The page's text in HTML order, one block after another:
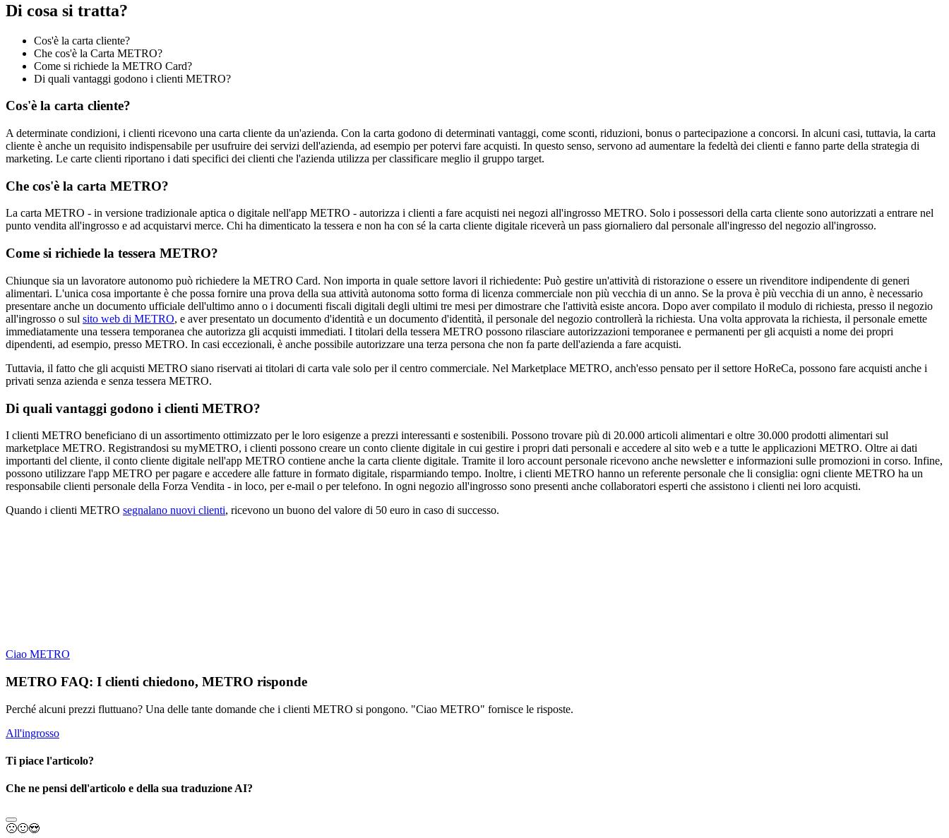
Di cosa si tratta?
Cos'è la carta cliente?
Che cos'è la Carta METRO?
Come si richiede la METRO Card?
Di quali vantaggi godono i clienti METRO?
Cos'è la carta cliente?
A determinate condizioni, i clienti ricevono una carta cliente da un'azienda. Con la carta godono di determinati vantaggi, come sconti, riduzioni, bonus o partecipazione a concorsi. In alcuni casi, tuttavia, la carta
cliente è anche un requisito indispensabile per usufruire dei servizi dell'azienda, ad esempio per potervi fare acquisti. In questo senso, servono ad aumentare la fedeltà dei clienti e fanno parte della strategia di
marketing. Le carte clienti riportano i dati specifici dei clienti che l'azienda utilizza per classificare meglio il gruppo target.
Che cos'è la carta METRO?
La carta METRO - in versione tradizionale aptica o digitale nell'app METRO - autorizza i clienti a fare acquisti nei negozi all'ingrosso METRO. Solo i possessori della carta cliente sono autorizzati a entrare nel
punto vendita all'ingrosso e ad acquistarvi merce. Chi ha dimenticato la tessera e non ha con sé la carta cliente digitale riceverà un pass giornaliero dal personale all'ingresso del negozio all'ingrosso.
Come si richiede la tessera METRO?
Chiunque sia un lavoratore autonomo può richiedere la METRO Card. Non importa in quale settore lavori il richiedente: Può gestire un'attività di ristorazione o essere un rivenditore indipendente di generi
alimentari. L'unica cosa importante è che possa fornire una prova della sua attività autonoma sotto forma di licenza commerciale non più vecchia di un anno. Se la prova è più vecchia di un anno, è necessario
presentare anche un documento ufficiale dell'ultimo anno o i documenti fiscali digitali degli ultimi tre mesi per dimostrare che l'attività esiste ancora. Dopo aver compilato il modulo di richiesta, presso il negozio
all'ingrosso o sul sito web di METRO, e aver presentato un documento d'identità e un documento d'identità, il personale del negozio controllerà la richiesta. Una volta approvata la richiesta, il personale emette
immediatamente una tessera temporanea che autorizza gli acquisti immediati. I titolari della tessera METRO possono rilasciare autorizzazioni temporanee e permanenti per gli acquisti a nome dei propri
dipendenti, ad esempio, presso METRO. In casi eccezionali, è anche possibile autorizzare una terza persona che non fa parte dell'azienda a fare acquisti.
Tuttavia, il fatto che gli acquisti METRO siano riservati ai titolari di carta vale solo per il centro commerciale. Nel Marketplace METRO, anch'esso pensato per il settore HoReCa, possono fare acquisti anche i
privati senza azienda e senza tessera METRO.
Di quali vantaggi godono i clienti METRO?
I clienti METRO beneficiano di un assortimento ottimizzato per le loro esigenze a prezzi interessanti e sostenibili. Possono trovare più di 20.000 articoli alimentari e oltre 30.000 prodotti alimentari sul
marketplace METRO. Registrandosi su myMETRO, i clienti possono creare un conto cliente digitale in cui gestire i propri dati personali e accedere al sito web e a tutte le applicazioni METRO. Oltre ai dati
importanti del cliente, il conto cliente digitale nell'app METRO contiene anche la carta cliente digitale. Tramite il loro account personale ricevono anche newsletter e informazioni sulle promozioni in corso. Infine,
possono utilizzare l'app METRO per pagare e accedere alle fatture in formato digitale, risparmiando tempo. Inoltre, i clienti METRO hanno un referente personale che li consiglia: ogni cliente METRO ha un
responsabile clienti personale della Forza Vendita - in loco, per e-mail o per telefono. In ogni negozio all'ingrosso sono presenti anche collaboratori esperti che assistono i clienti nei loro acquisti.
Quando i clienti METRO segnalano nuovi clienti, ricevono un buono del valore di 50 euro in caso di successo.
Ciao METRO
METRO FAQ: I clienti chiedono, METRO risponde
Perché alcuni prezzi fluttuano? Una delle tante domande che i clienti METRO si pongono. "Ciao METRO" fornisce le risposte.
All'ingrosso
Ti piace l'articolo?
Che ne pensi dell'articolo e della sua traduzione AI?
🙁🙂😍